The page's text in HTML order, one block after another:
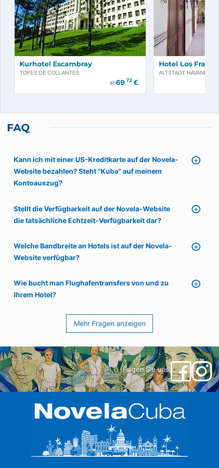
Kurhotel Escambray
TOPES DE COLLANTES
ab69 72€
Hotel Los Frailes
ALTSTADT HAVANNA,
FAQ
Kann ich mit einer US-Kreditkarte auf der Novela-
Website bezahlen? Steht "Kuba" auf meinem
Kontoauszug?
Stellt die Verfügbarkeit auf der Novela-Website
die tatsächliche Echtzeit-Verfügbarkeit dar?
Welche Bandbreite an Hotels ist auf der Novela-
Website verfügbar?
Wie bucht man Flughafentransfers von und zu
Ihrem Hotel?
Mehr Fragen anzeigen
Folgen Sie uns!